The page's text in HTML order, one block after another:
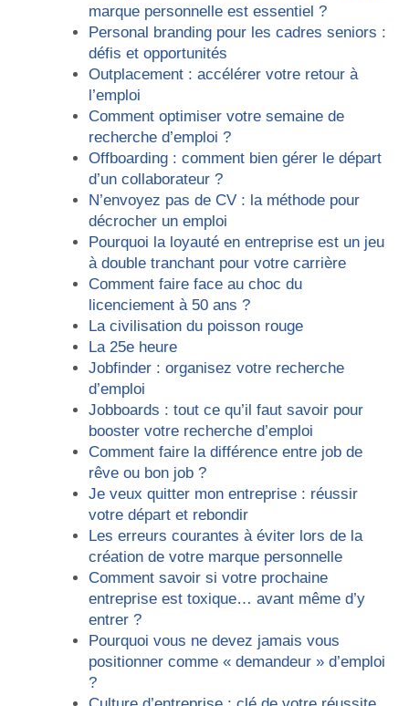
marque personnelle est essentiel ?
Personal branding pour les cadres seniors :
défis et opportunités
Outplacement : accélérer votre retour à
l’emploi
Comment optimiser votre semaine de
recherche d’emploi ?
Offboarding : comment bien gérer le départ
d’un collaborateur ?
N’envoyez pas de CV : la méthode pour
décrocher un emploi
Pourquoi la loyauté en entreprise est un jeu
à double tranchant pour votre carrière
Comment faire face au choc du
licenciement à 50 ans ?
La civilisation du poisson rouge
La 25e heure
Jobfinder : organisez votre recherche
d’emploi
Jobboards : tout ce qu’il faut savoir pour
booster votre recherche d’emploi
Comment faire la différence entre job de
rêve ou bon job ?
Je veux quitter mon entreprise : réussir
votre départ et rebondir
Les erreurs courantes à éviter lors de la
création de votre marque personnelle
Comment savoir si votre prochaine
entreprise est toxique… avant même d’y
entrer ?
Pourquoi vous ne devez jamais vous
positionner comme « demandeur » d’emploi
?